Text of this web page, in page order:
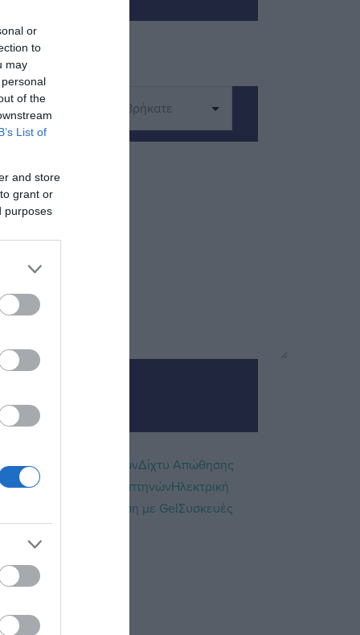
or
to
may
of the
List of
and store
grant or
purposes
Απώθησης ΠεριστεριώνΔίχτυ Απώθησης
Νήμα απώθησης πτηνώνΗλεκτρική
Απώθηση με GelΣυσκευές